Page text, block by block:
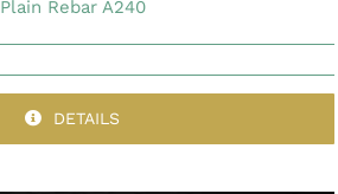
Plain Rebar A240
DETAILS